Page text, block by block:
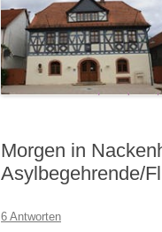
Morgen in
Asylbegehrende/
6 Antworten